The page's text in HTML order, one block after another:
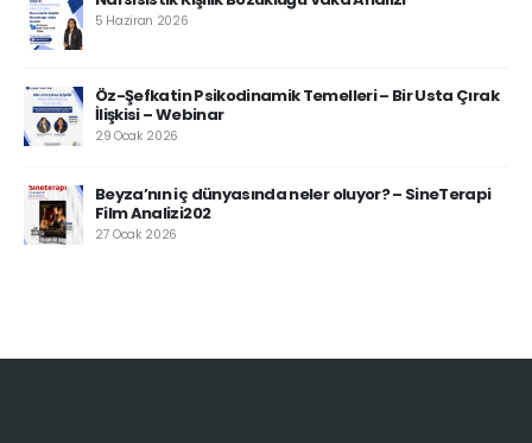
5 Haziran 2026
Öz-Şefkatin Psikodinamik Temelleri – Bir Usta Çırak
İlişkisi – Webinar
29 Ocak 2026
Beyza’nın iç dünyasında neler oluyor? – SineTerapi
Film Analizi202
27 Ocak 2026